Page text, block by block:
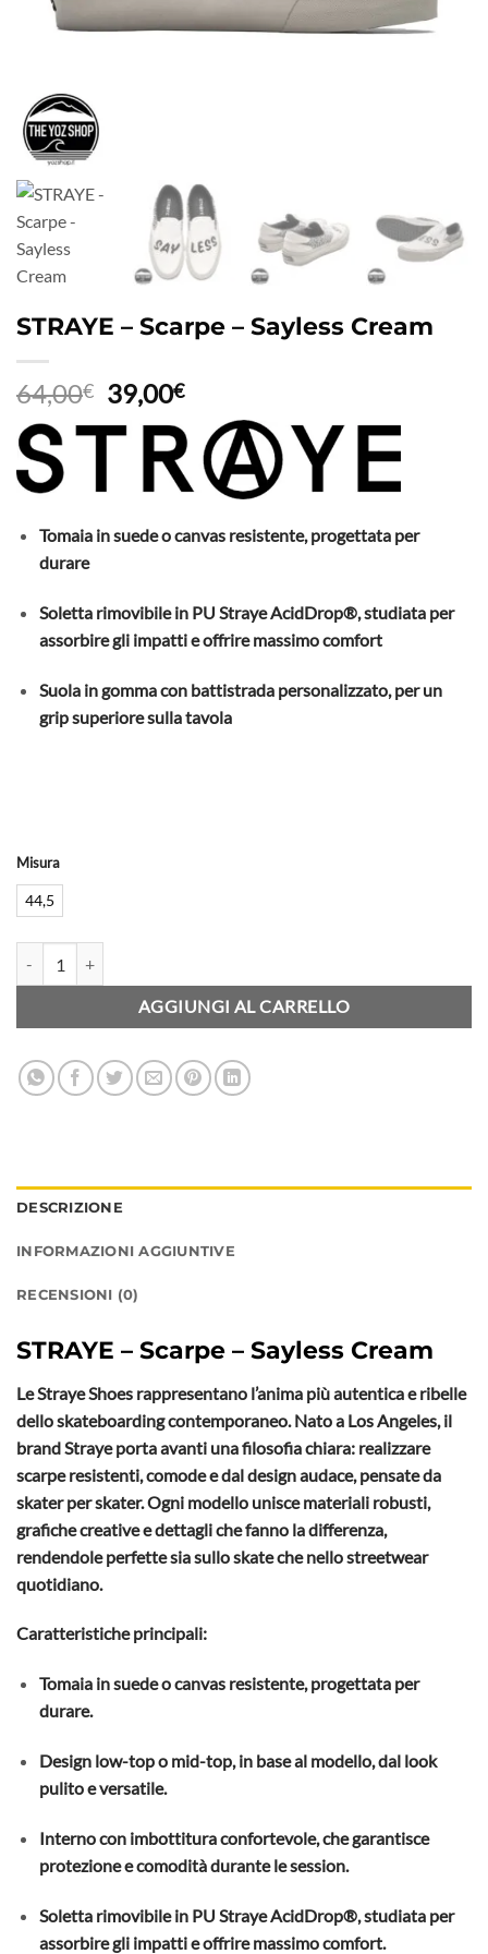
STRAYE – Scarpe – Sayless Cream
64,00€ Il
prezzo
originale
64,00€.
39,00€Il
prezzo
attuale
è:
39,00€.
Tomaia in suede o canvas resistente, progettata per
durare
Soletta rimovibile in PU Straye AcidDrop®, studiata per
assorbire gli impatti e offrire massimo comfort
Suola in gomma con battistrada personalizzato, per un
grip superiore sulla tavola
Misura
44,5
AGGIUNGI AL CARRELLO
DESCRIZIONE
INFORMAZIONI AGGIUNTIVE
RECENSIONI (0)
STRAYE – Scarpe – Sayless Cream
L eStraye Shoes rappresentano l’anima più autentica e ribelle
dello skateboarding contemporaneo. Nato a Los Angeles, il
brand Straye porta avanti una filosofia chiara: realizzare
scarpe resistenti, comode e dal design audace, pensate da
skater per skater. Ogni modello unisce materiali robusti,
grafiche creative e dettagli che fanno la differenza,
rendendole perfette sia sullo skate che nello streetwear
quotidiano.
Caratteristiche principali:
Tomaia in suede o canvas resistente, progettata per
durare.
Design low-top o mid-top, in base al modello, dal look
pulito e versatile.
Interno con imbottitura confortevole, che garantisce
protezione e comodità durante le session.
Soletta rimovibile in PU Straye AcidDrop®, studiata per
assorbire gli impatti e offrire massimo comfort.